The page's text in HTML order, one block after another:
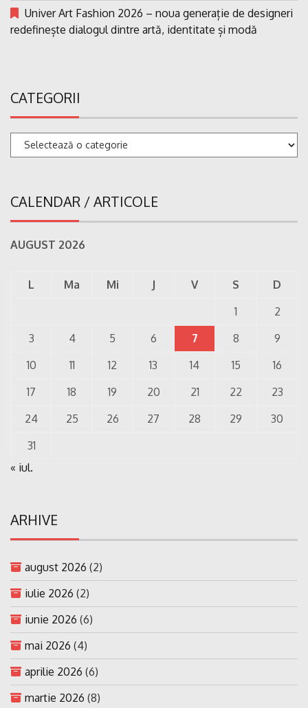
Univer Art Fashion 2026 – noua generație de designeri
redefinește dialogul dintre artă, identitate și modă
CATEGORII
Categorii
CALENDAR / ARTICOLE
AUGUST 2026
L Ma Mi J V S
D
1
2
3
4 5 6 7 8
9
10
11 12 13 14 15
16
17
18 19 20 21 22
23
24
25 26 27 28 29
30
31
« iul.
ARHIVE
august 2026 (2)
iulie 2026 (2)
iunie 2026 (6)
mai 2026 (4)
aprilie 2026 (6)
martie 2026 (8)